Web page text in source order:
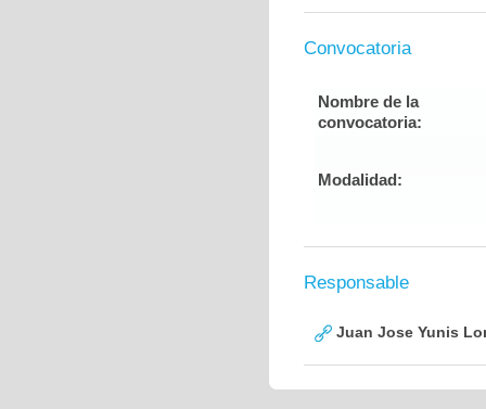
Convocatoria
Nombre de la
convocatoria:
Modalidad:
Responsable
Juan Jose Yunis